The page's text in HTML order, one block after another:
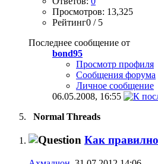
Просмотров: 13,325
Рейтинг0 / 5
Последнее сообщение от
bond95
Просмотр профиля
Сообщения форума
Личное сообщение
06.05.2008, 16:55
Normal Threads
Как